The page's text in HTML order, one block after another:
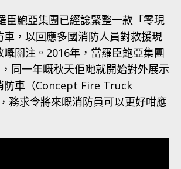
臣鮑亞集團已經諗緊整一款「零現
車，以回應多國消防人員對救援現
關注。2016年，當羅臣鮑亞集團
同一年嘅秋天佢哋就開始對外展示
防車（Concept Fire Truck
務求令將來嘅消防員可以更好咁應